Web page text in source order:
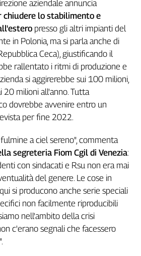
aziendale annuncia
chiudere lo stabilimento e
presso gli altri impianti del
in Polonia, ma si parla anche di
Ceca), giustificando il
rallentato i ritmi di produzione e
si aggirerebbe sui 100 milioni,
milioni all'anno. Tutta
dovrebbe avvenire entro un
per fine 2022.
a ciel sereno", commenta
segreteria Fiom Cgil di Venezia:
con sindacati e Rsu non era mai
del genere. Le cose in
si producono anche serie speciali
non facilmente riproducibili
nell'ambito della crisi
c'erano segnali che facessero